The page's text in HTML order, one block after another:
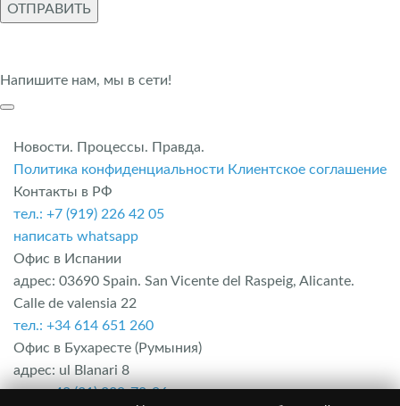
ОТПРАВИТЬ
Напишите нам, мы в сети!
Новости. Процессы. Правда.
Политика конфиденциальности Клиентское соглашение
Контакты в РФ
тел.: +7 (919) 226 42 05
написать whatsapp
Офис в Испании
адрес: 03690 Spain. San Vicente del Raspeig, Alicante.
Calle de valensia 22
тел.: +34 614 651 260
Офис в Бухаресте (Румыния)
адрес: ul Blanari 8
тел.: +40 (31) 229-70-96